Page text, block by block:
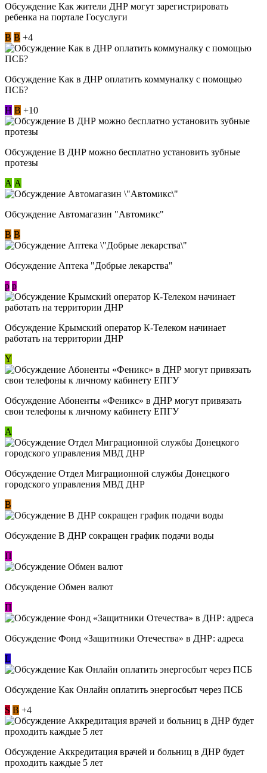
Обсуждение Как жители ДНР могут зарегистрировать
ребенка на портале Госуслуги
В В +4
Обсуждение Как в ДНР оплатить коммуналку с помощью
ПСБ?
Н В +10
Обсуждение В ДНР можно бесплатно установить зубные
протезы
А А
Обсуждение Автомагазин "Автомикс"
В В
Обсуждение Аптека "Добрые лекарства"
p p
Обсуждение Крымский оператор К-Телеком начинает
работать на территории ДНР
Y
Обсуждение ​Абоненты «Феникс» в ДНР могут привязать
свои телефоны к личному кабинету ЕПГУ
А
Обсуждение Отдел Миграционной службы Донецкого
городского управления МВД ДНР
В
Обсуждение В ДНР сокращен график подачи воды
П
Обсуждение Обмен валют
П
Обсуждение Фонд «Защитники Отечества» в ДНР: адреса
L
Обсуждение ​Как Онлайн оплатить энергосбыт через ПСБ
S В +4
Обсуждение Аккредитация врачей и больниц в ДНР будет
проходить каждые 5 лет